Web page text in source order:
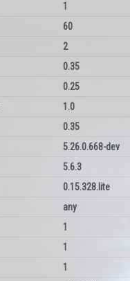
1
60
2
0.35
0.25
1.0
0.35
5.26.0.668-dev
5.6.3
0.15.328.lite
any
1
1
1